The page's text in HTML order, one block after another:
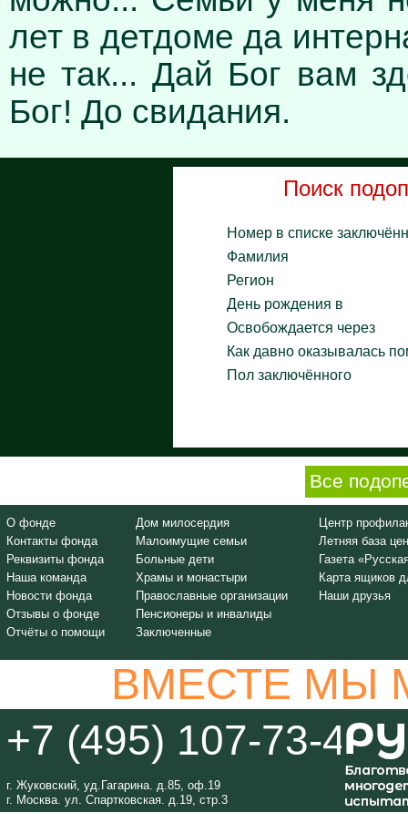
лет в детдоме да
не так... Дай Бог вам
Бог! До свидания.
Поиск
Номер в списке
Фамилия
Регион
День рождения в
Освобождается через
Как давно оказывалась
Пол заключённого
Все
О фонде
Контакты фонда
Реквизиты фонда
Наша команда
Новости фонда
Отзывы о фонде
Отчёты о помощи
Дом милосердия
Малоимущие семьи
Больные дети
Храмы и монастыри
Православные организации
Пенсионеры и инвалиды
Заключенные
Центр
Летняя база
Газета
Карта ящиков
Наши друзья
+7 (495) 107-73-44
г. Жуковский, уд.Гагарина. д.85, оф.19
г. Москва. ул. Спартковская. д.19, стр.3
ВМЕСТЕ МЫ